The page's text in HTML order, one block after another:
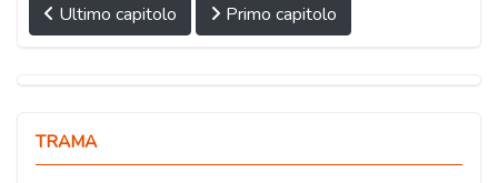
Ultimo capitolo
Primo capitolo
TRAMA